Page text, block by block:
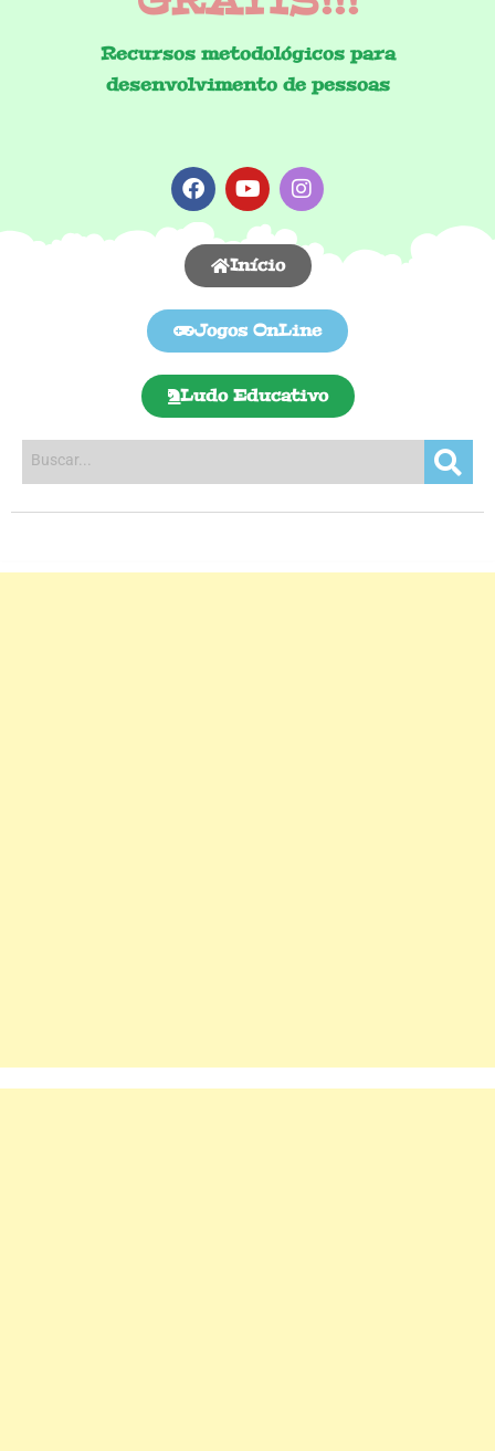
Recursos metodológicos para
desenvolvimento de pessoas
Início
Jogos OnLine
Ludo Educativo